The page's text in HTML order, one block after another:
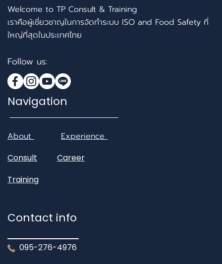
Welcome to TP Consult & Training
เราคือผู้เชี่ยวชาญในการจัดทำระบบ ISO and Food Safety ที่
ใหญ่ที่สุดในประเทศไทย
Follow us:
Navigation
About Experience
Consult
Career
Training
Contact info
095-276-4976